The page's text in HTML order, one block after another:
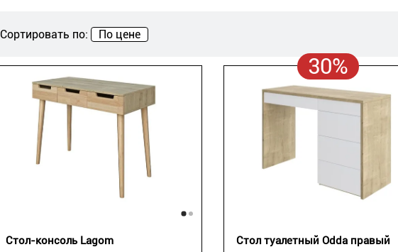
Сортировать по: По цене
Стол-консоль Lagom
30%
Стол туалетный Odda правый